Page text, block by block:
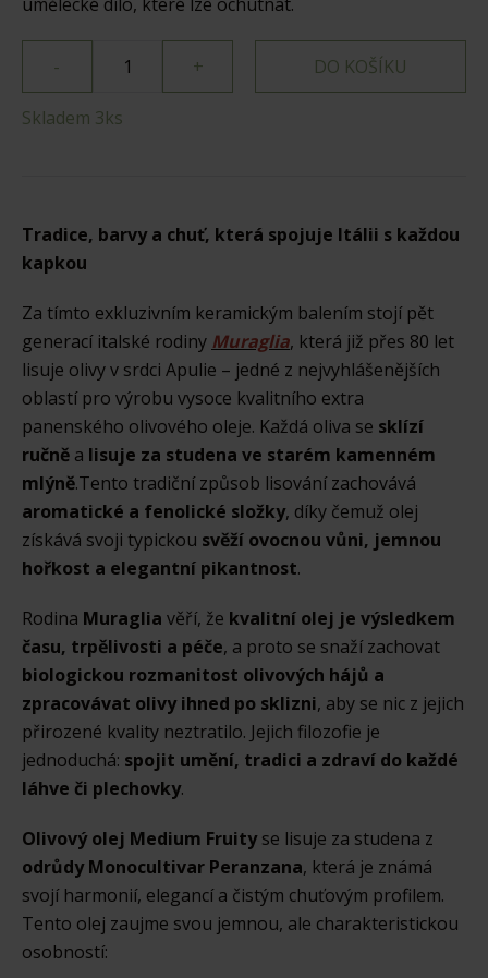
- + DO KOŠÍKU
Skladem 3ks
Tradice, barvy a chuť, která spojuje Itálii s každou
kapkou
Za tímto exkluzivním keramickým balením stojí pět
generací italské rodiny Muraglia, která již přes 80 let
lisuje olivy v srdci Apulie – jedné z nejvyhlášenějších
oblastí pro výrobu vysoce kvalitního extra
panenského olivového oleje. Každá oliva se sklízí
ručně a lisuje za studena ve starém kamenném
mlýně.Tento tradiční způsob lisování zachovává
aromatické a fenolické složky, díky čemuž olej
získává svoji typickou svěží ovocnou vůni, jemnou
hořkost a elegantní pikantnost.
Rodina Muraglia věří, že kvalitní olej je výsledkem
času, trpělivosti a péče, a proto se snaží zachovat
biologickou rozmanitost olivových hájů a
zpracovávat olivy ihned po sklizni, aby se nic z jejich
přirozené kvality neztratilo. Jejich filozofie je
jednoduchá: spojit umění, tradici a zdraví do každé
láhve či plechovky.
Olivový olej Medium Fruityse lisuje za studena z
odrůdy Monocultivar Peranzana, která je známá
svojí harmonií, elegancí a čistým chuťovým profilem.
Tento olej zaujme svou jemnou, ale charakteristickou
osobností: